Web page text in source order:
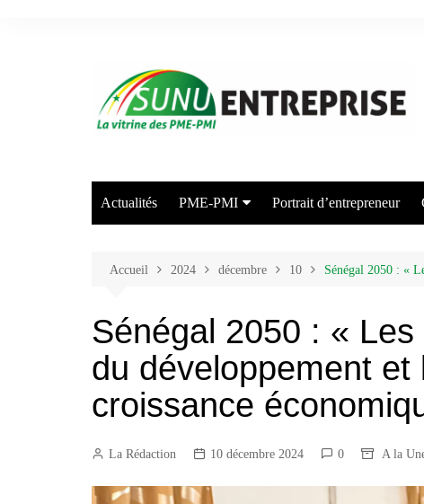
Actualités PME-PMI
Commerce
Agriculture/Elevage
Arts et Industries Créatives
Energie/Environnement
Construction/BTP
Services marchands
Portrait d’entrepreneur
Accueil 2024 décembre 10 Sénégal 2050 : «
Sénégal 2050 : «
du développement
croissance
La Rédaction 10 décembre 2024 0 A la